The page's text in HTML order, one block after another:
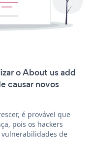
o About us add
causar novos
é provável que
pois os hackers
de